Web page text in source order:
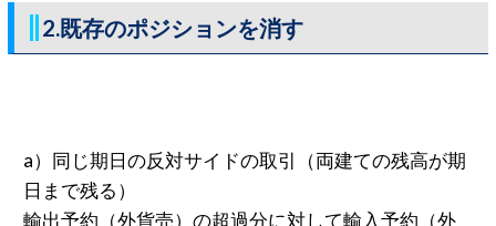
2.既存のポジションを消す
a）同じ期日の反対サイドの取引（両建ての残高が期
日まで残る）
輸出予約（外貨売）の超過分に対して輸入予約（外